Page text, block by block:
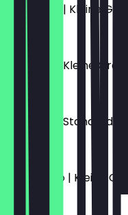
Flat White | Kleine
Espresso | Kleine Größe
3,00 €
Espresso | Standard
3,50 €
Americano | Kleine
3,90 €